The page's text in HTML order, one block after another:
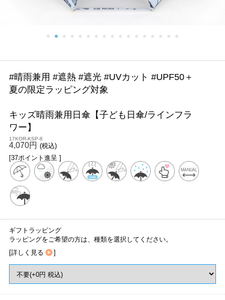
#晴雨兼用 #遮熱 #遮光 #UVカット #UPF50＋
夏の限定ラッピング対象
キッズ晴雨兼用日傘【子ども日傘/ラインフラ
ワー】
17KOR-KSP-8
4,070円 (税込)
[37ポイント進呈 ]
ギフトラッピング
ラッピングをご希望の方は、種類を選択してください。
[詳しく見る ]